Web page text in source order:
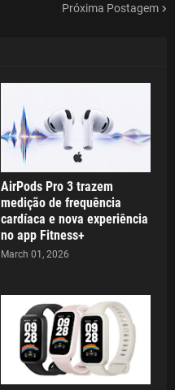
Próxima Postagem
AirPods Pro 3 trazem
medição de frequência
cardíaca e nova experiência
no app Fitness+
March 01, 2026